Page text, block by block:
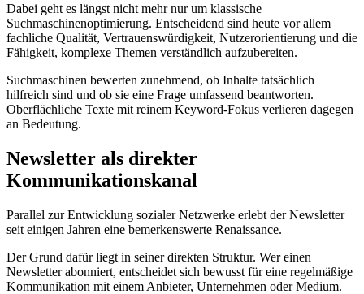
Dabei geht es längst nicht mehr nur um klassische
Suchmaschinenoptimierung. Entscheidend sind heute vor allem
fachliche Qualität, Vertrauenswürdigkeit, Nutzerorientierung und die
Fähigkeit, komplexe Themen verständlich aufzubereiten.
Suchmaschinen bewerten zunehmend, ob Inhalte tatsächlich
hilfreich sind und ob sie eine Frage umfassend beantworten.
Oberflächliche Texte mit reinem Keyword-Fokus verlieren dagegen
an Bedeutung.
Newsletter als direkter
Kommunikationskanal
Parallel zur Entwicklung sozialer Netzwerke erlebt der Newsletter
seit einigen Jahren eine bemerkenswerte Renaissance.
Der Grund dafür liegt in seiner direkten Struktur. Wer einen
Newsletter abonniert, entscheidet sich bewusst für eine regelmäßige
Kommunikation mit einem Anbieter, Unternehmen oder Medium.